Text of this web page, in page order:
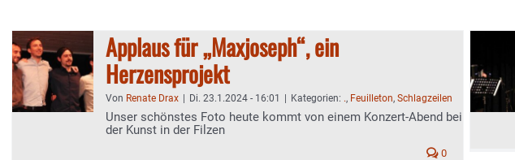
Applaus für „Maxjoseph“, ein
Herzensprojekt
Von Renate Drax Di. 23.1.2024 - 16:01 Kategorien: ., Feuilleton, Schlagzeilen
Unser schönstes Foto heute kommt von einem Konzert-Abend bei
der Kunst in der Filzen
0